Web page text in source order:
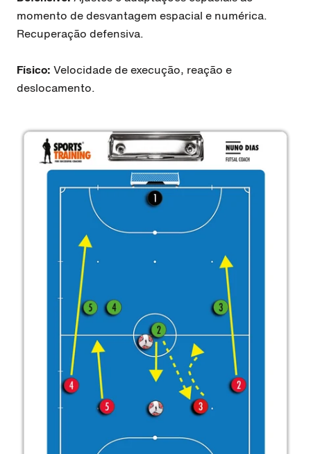
momento de desvantagem espacial e numérica.
Recuperação defensiva.
Físico: Velocidade de execução, reação e
deslocamento.